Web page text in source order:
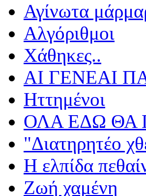
Αγίνωτα
Αλγόριθμοι
Χάθηκες..
ΑΙ ΓΕΝΕΑΙ
Ηττημένοι
ΟΛΑ ΕΔΩ ΘΑ
"Διατηρητέο
Η ελπίδα
Ζωή χαμένη